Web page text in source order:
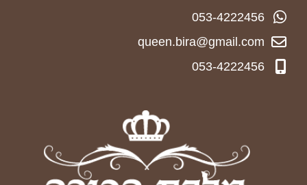
053-4222456
queen.bira@gmail.com
053-4222456